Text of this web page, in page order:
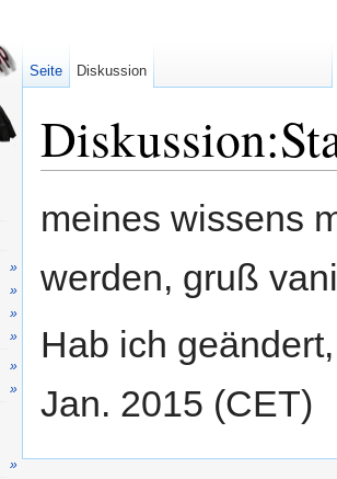
meines wissens
werden, gruß vani
Hab ich
Jan. 2015 (CET)
Seite Diskussion
»
»
»
»
»
»
»